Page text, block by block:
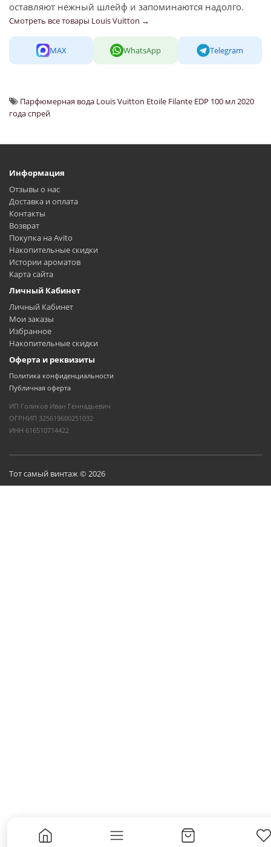
оставляют нежный шлейф и запоминаются надолго.
Смотреть все товары Louis Vuitton →
MAX WhatsApp Telegram
Парфюмерная вода Louis Vuitton Etoile Filante EDP 100 мл 2020
года спрей
Информация
Отзывы о нас
Доставка и оплата
Контакты
Возврат
Покупка на Avito
Накопительные скидки
Истории ароматов
Карта сайта
Личный Кабинет
Личный Кабинет
Мои заказы
Избранное
Накопительные скидки
Оферта и реквизиты
Политика конфиденциальности
Публичная оферта
ИП Голиков Иван Геннадьевич
ОГРНИП 325619600251032
ИНН 616510714422
Тот самый винтаж © 2026